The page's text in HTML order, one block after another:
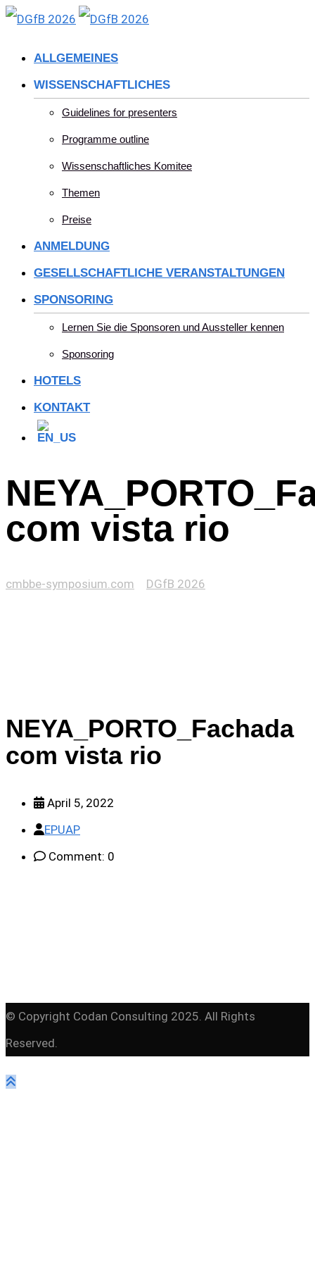
Skip
ALLGEMEINES
WISSENSCHAFTLICHES
Guidelines for presenters
Programme outline
Wissenschaftliches Komitee
Themen
Preise
ANMELDUNG
GESELLSCHAFTLICHE VERANSTALTUNGEN
SPONSORING
Lernen Sie die Sponsoren und Aussteller kennen
Sponsoring
HOTELS
KONTAKT
com vista rio
cmbbe-symposium.com DGfB 2026
NEYA_PORTO_Fachada
com vista rio
April 5, 2022
EPUAP
Comment: 0
© Copyright Codan Consulting 2025. All Rights
Reserved.